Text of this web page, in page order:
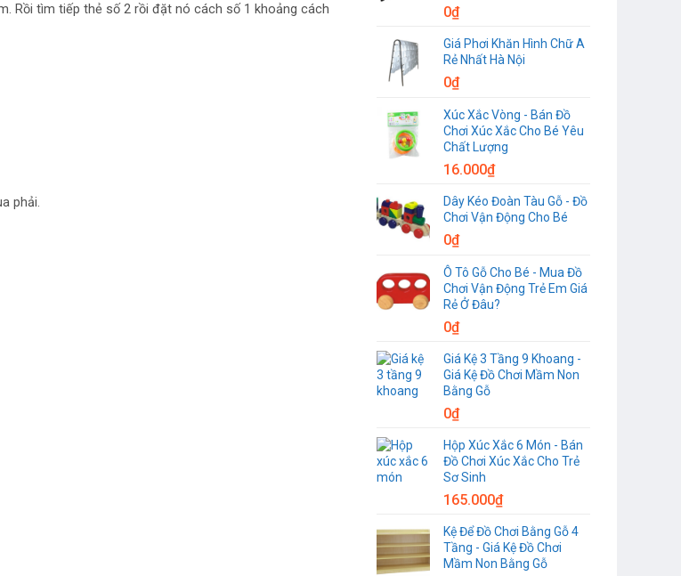
Rồi tìm tiếp thẻ số 2 rồi đặt nó cách số 1 khoảng cách
phải.
0₫
Giá Phơi Khăn Hình Chữ A
Rẻ Nhất Hà Nội
0₫
Xúc Xắc Vòng - Bán Đồ
Chơi Xúc Xắc Cho Bé Yêu
Chất Lượng
16.000₫
Dây Kéo Đoàn Tàu Gỗ - Đồ
Chơi Vận Động Cho Bé
0₫
Ô Tô Gỗ Cho Bé - Mua Đồ
Chơi Vận Động Trẻ Em Giá
Rẻ Ở Đâu?
0₫
Giá Kệ 3 Tầng 9 Khoang -
Giá Kệ Đồ Chơi Mầm Non
Bằng Gỗ
0₫
Hộp Xúc Xắc 6 Món - Bán
Đồ Chơi Xúc Xắc Cho Trẻ
Sơ Sinh
165.000₫
Kệ Để Đồ Chơi Bằng Gỗ 4
Tầng - Giá Kệ Đồ Chơi
Mầm Non Bằng Gỗ